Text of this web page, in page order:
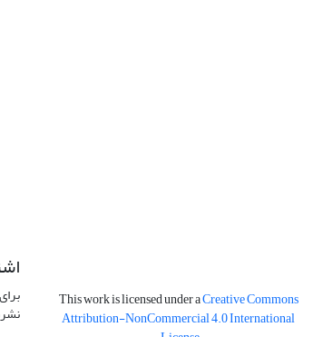
This work is licensed under aCreative Commons
Attribution-NonCommercial 4.0 International